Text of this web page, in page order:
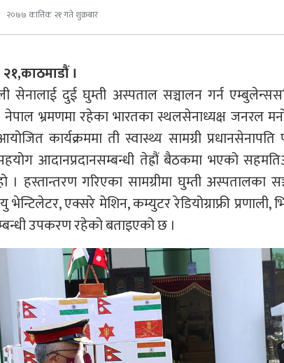
२०७७ कात्तिक २१ गते शुक्रबार
।
सेनालाई दुई घुम्ती अस्पताल सञ्चालन गर्न
भ्रमणमा रहेका भारतका स्थलसेनाध्यक्ष जनरल
कार्यक्रममा ती स्वास्थ्य सामग्री
आदानप्रदानसम्बन्धी तेह्रौं बैठकमा भएको
हो । हस्तान्तरण गरिएका सामग्रीमा घुम्ती
एक्सरे मेशिन, कम्युटर रेडियोग्राफ्री प्रणाली,
उपकरण रहेको बताइएको छ ।